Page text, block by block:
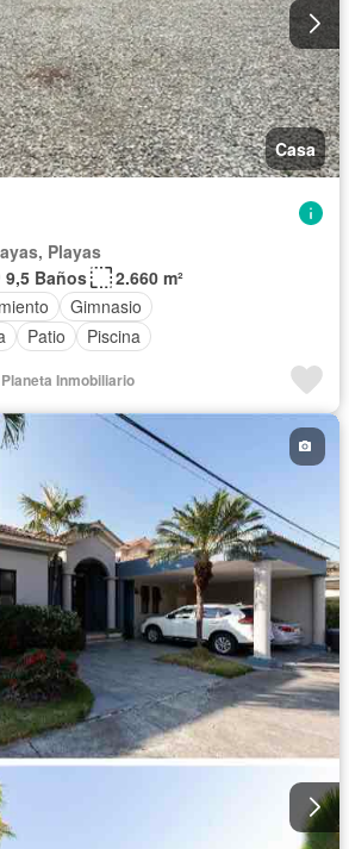
Casa
Playas
9,5 Baños
2.660 m²
Gimnasio
Patio Piscina
Inmobiliario